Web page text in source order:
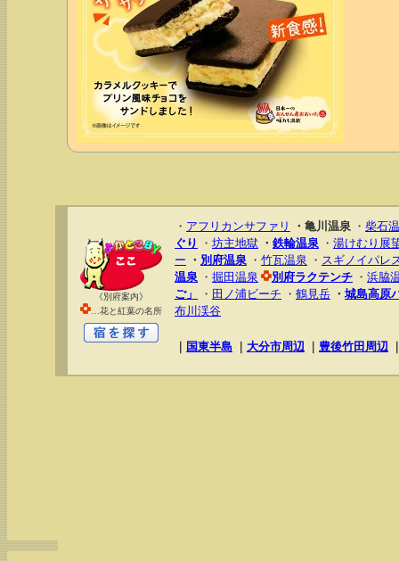
《別府案内》
…花と紅葉の名所
・ アフリカンサファリ ・亀川温泉 ・ 柴石
ぐり
・ 坊主地獄 ・ 鉄輪温泉 ・ 湯けむり展
ー ・ 別府温泉 ・ 竹瓦温泉 ・ スギノイパレ
温泉 ・ 掘田温泉 別府ラクテンチ ・ 浜脇
ご」
・ 田ノ浦ビーチ ・ 鶴見岳 ・ 城島高原
布川渓谷
国東半島 大分市周辺 豊後竹田周辺